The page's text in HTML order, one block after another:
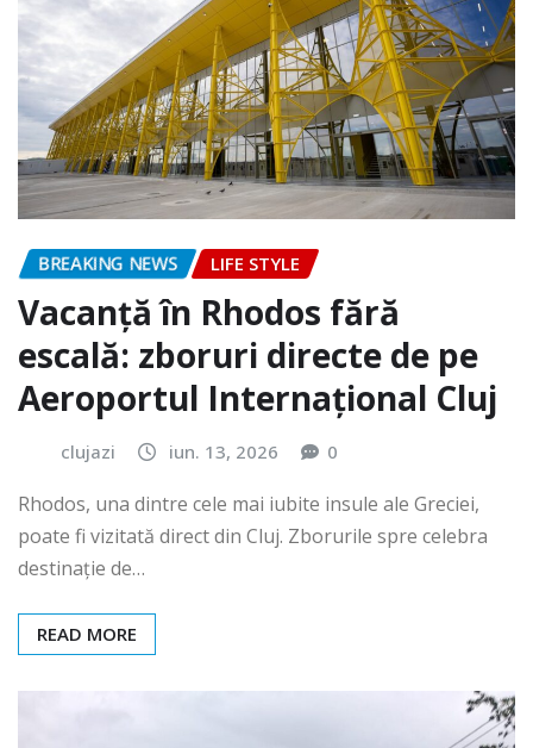
BREAKING NEWS LIFE STYLE
Vacanță în Rhodos fără
escală: zboruri directe de pe
Aeroportul Internațional Cluj
clujazi iun. 13, 2026 0
Rhodos, una dintre cele mai iubite insule ale Greciei,
poate fi vizitată direct din Cluj. Zborurile spre celebra
destinație de…
READ MORE